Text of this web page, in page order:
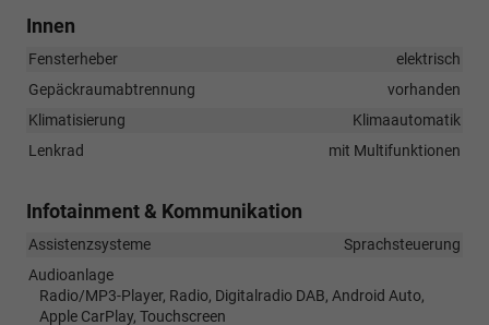
Innen
Fensterheber
elektrisch
Gepäckraumabtrennung
vorhanden
Klimatisierung
Klimaautomatik
Lenkrad
mit Multifunktionen
Infotainment & Kommunikation
Assistenzsysteme
Sprachsteuerung
Audioanlage
Radio/MP3-Player, Radio, Digitalradio DAB, Android Auto,
Apple CarPlay, Touchscreen